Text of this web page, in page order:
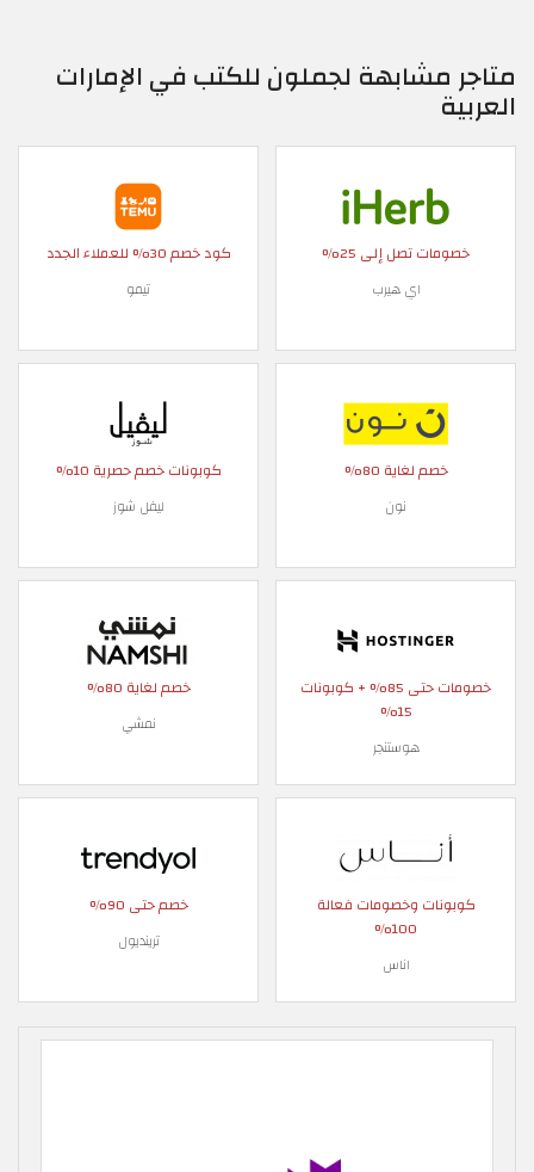
متاجر مشابهة لجملون للكتب في الإمارات
العربية
خصومات تصل إلى 25%
اي هيرب
كود خصم 30% للعملاء الجدد
تيمو
خصم لغاية 80%
نون
كوبونات خصم حصرية 10%
ليفل شوز
خصومات حتى 85% + كوبونات
15%
هوستنجر
خصم لغاية 80%
نمشي
كوبونات وخصومات فعالة
100%
اناس
خصم حتى 90%
ترينديول